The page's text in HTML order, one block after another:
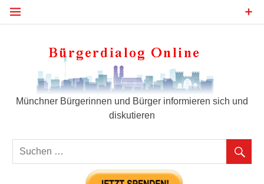
Zum
Münchner Bürgerinnen und Bürger informieren sich und
diskutieren